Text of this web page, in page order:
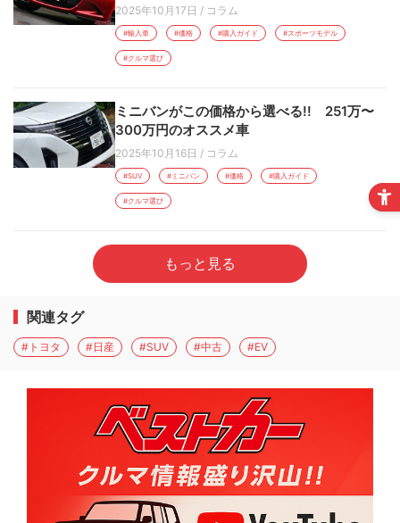
2025年10月17日 / コラム
#輸入車 #価格 #購入ガイド #スポーツモデル
#クルマ選び
ミニバンがこの価格から選べる!! 251万〜
300万円のオススメ車
2025年10月16日 / コラム
#SUV #ミニバン #価格 #購入ガイド
#クルマ選び
もっと見る
関連タグ
#トヨタ #日産 #SUV #中古 #EV